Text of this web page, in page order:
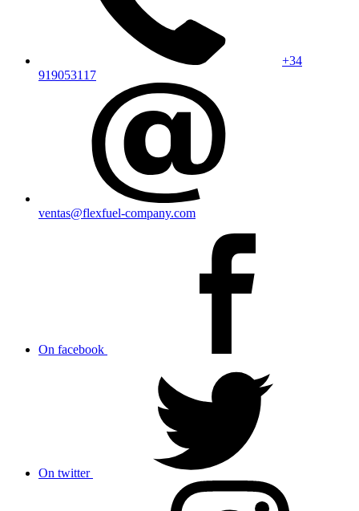
+34
919053117
ventas@flexfuel-company.com
On facebook
On twitter